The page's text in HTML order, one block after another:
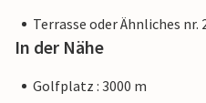
Terrasse oder Ähnliches nr.
In der Nähe
Golfplatz : 3000 m